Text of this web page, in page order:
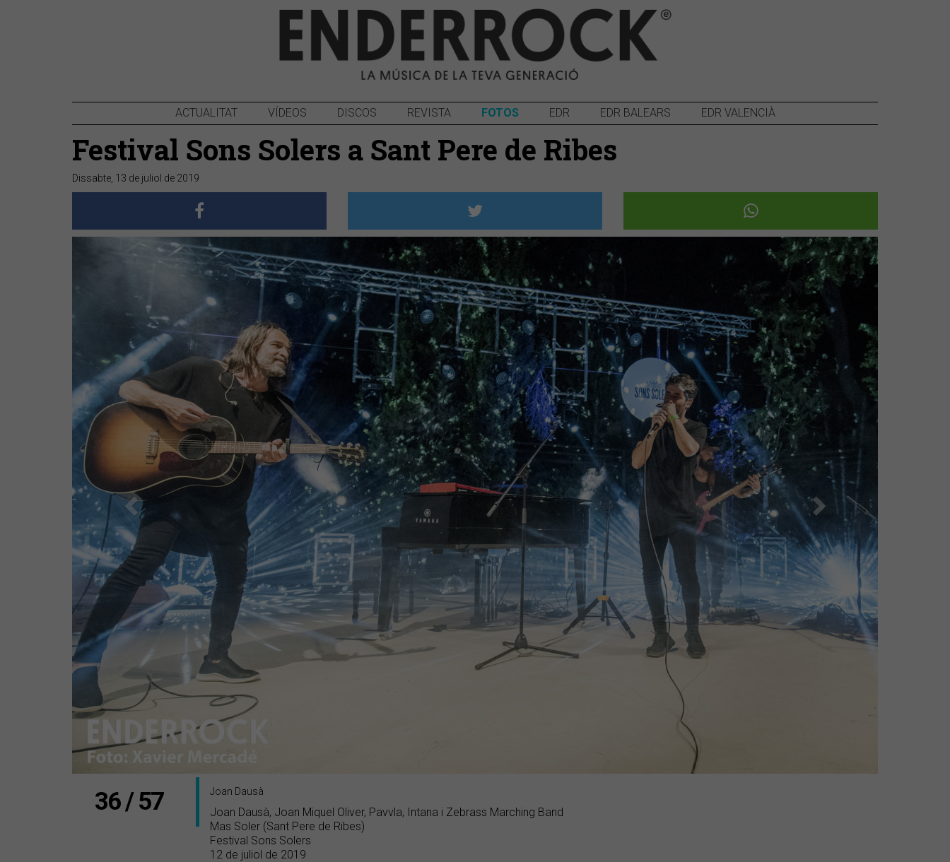
ACTUALITAT VÍDEOS DISCOS REVISTA FOTOS EDR EDR BALEARS EDR VALENCIÀ
Festival Sons Solers a Sant Pere de Ribes
Dissabte, 13 de juliol de 2019
Anterior Següent
36 / 57 Joan Dausà
Joan Dausà, Joan Miquel Oliver, Pavvla, Intana i Zebrass Marching Band
Mas Soler (Sant Pere de Ribes)
Festival Sons Solers
12 de juliol de 2019